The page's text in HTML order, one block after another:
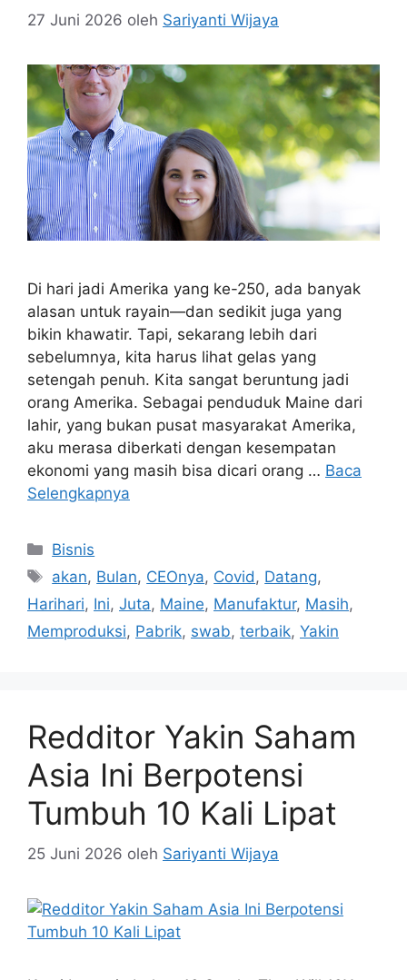
27 Juni 2026 oleh Sariyanti Wijaya
Di hari jadi Amerika yang ke-250, ada banyak
alasan untuk rayain—dan sedikit juga yang
bikin khawatir. Tapi, sekarang lebih dari
sebelumnya, kita harus lihat gelas yang
setengah penuh. Kita sangat beruntung jadi
orang Amerika. Sebagai penduduk Maine dari
lahir, yang bukan pusat masyarakat Amerika,
aku merasa diberkati dengan kesempatan
ekonomi yang masih bisa dicari orang … Baca
Selengkapnya
Kategori
Bisnis
Tag
akan, Bulan, CEOnya, Covid, Datang,
Harihari, Ini, Juta, Maine, Manufaktur, Masih,
Memproduksi, Pabrik, swab, terbaik, Yakin
Redditor Yakin Saham
Asia Ini Berpotensi
Tumbuh 10 Kali Lipat
25 Juni 2026 oleh Sariyanti Wijaya